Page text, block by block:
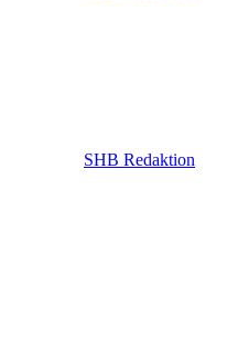
SHB Redaktion